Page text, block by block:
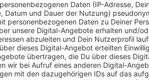
Auch der SternenBlick an der
Model der Milchstraße, Infos
sich nicht den Hals
SternenBlick als Highlight für